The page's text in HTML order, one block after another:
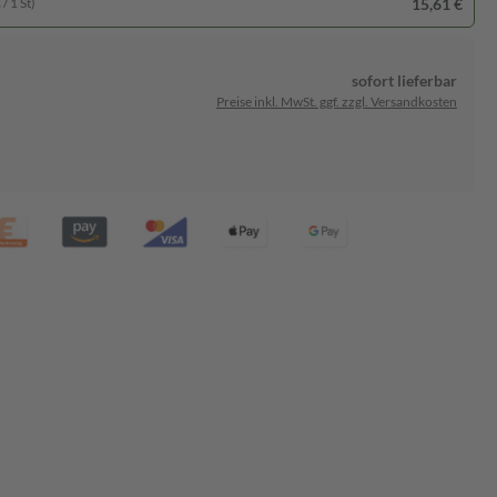
sofort lieferbar
Preise inkl. MwSt. ggf. zzgl. Versandkosten